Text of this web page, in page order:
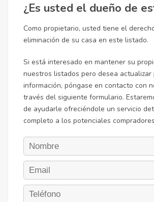
¿Es usted el dueño de
Como propietario, usted tiene el
eliminación de su casa en este listado.
Si está interesado en mantener su
nuestros listados pero desea actualizar
información, póngase en contacto con
través del siguiente formulario.
de ayudarle ofreciéndole un servicio
completo a los potenciales